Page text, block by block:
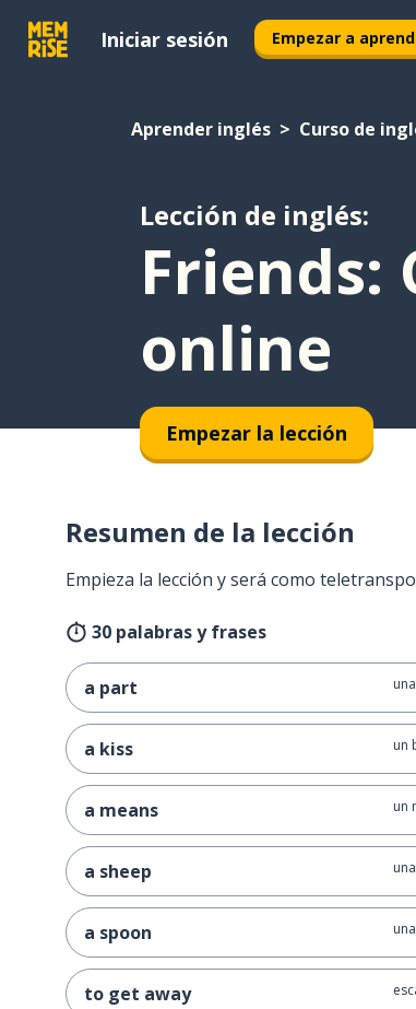
Iniciar sesión Empezar a
Aprender inglés Curso de
Lección de inglés:
online
Empezar la lección
Resumen de la lección
Empieza la lección y será como
30 palabras y frases
a part
a kiss un
a means un
a sheep
a spoon
to get away